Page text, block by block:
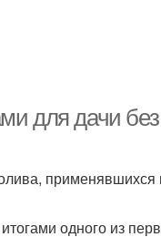
для дачи
одного из